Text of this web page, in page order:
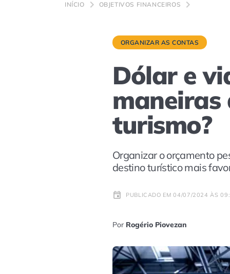
INÍCIO OBJETIVOS FINANCEIROS
ORGANIZAR AS CONTAS
Dólar e
maneiras
turismo?
Organizar o orçamento
destino turístico mais
PUBLICADO EM 04/07/2024 ÀS
Por Rogério Piovezan